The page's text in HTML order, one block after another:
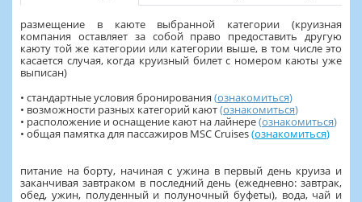
размещение в каюте выбранной категории (круизная
компания оставляет за собой право предоставить другую
каюту той же категории или категории выше, в том числе это
касается случая, когда круизный билет с номером каюты уже
выписан)
• стандартные условия бронирования (ознакомиться)
• возможности разных категорий кают(ознакомиться)
• расположение и оснащение кают на лайнере(ознакомиться)
• общая памятка для пассажиров MSC Cruises(ознакомиться)
питание на борту, начиная с ужина в первый день круиза и
заканчивая завтраком в последний день (ежедневно: завтрак,
обед, ужин, полуденный и полуночный буфеты), вода, чай и